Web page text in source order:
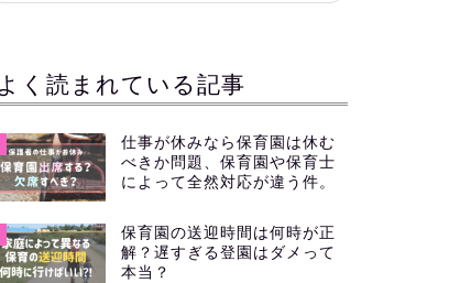
く読まれている記事
仕事が休みなら保育園は休む
べきか問題、保育園や保育士
によって全然対応が違う件。
保育園の送迎時間は何時が正
解？遅すぎる登園はダメって
本当？